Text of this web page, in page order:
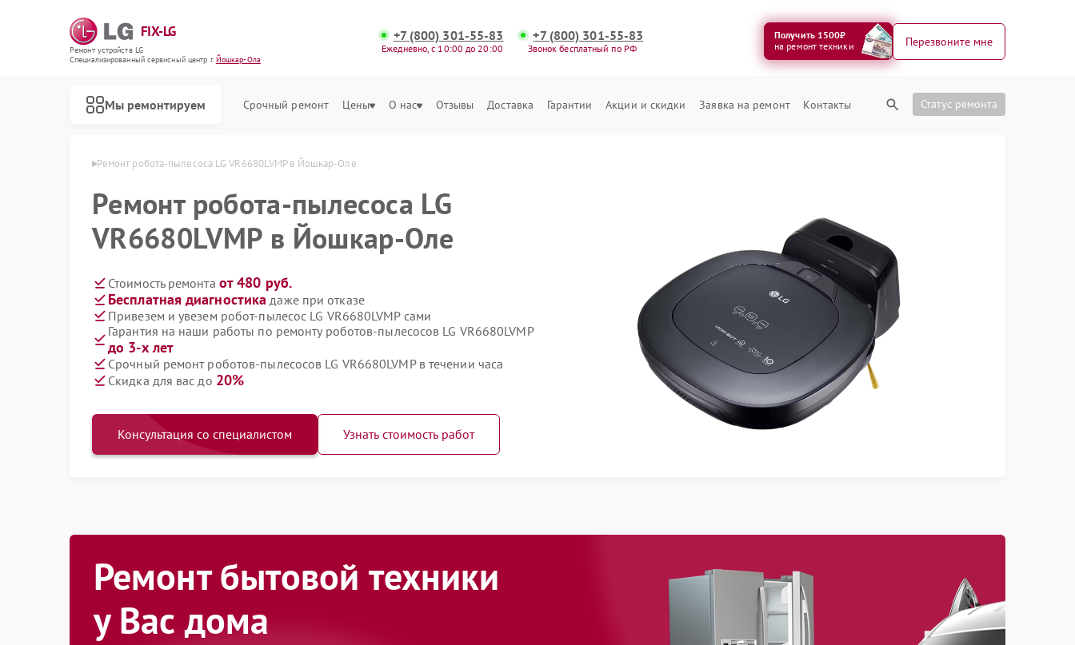
FIX-LG
Ремонт устройств LG
Специализированный cервисный центр г.Йошкар-Ола
+7 (800) 301-55-83
Ежедневно, с 10:00 до 20:00
+7 (800) 301-55-83
Звонок бесплатный по РФ
Получить 1500₽
на ремонт техники
Перезвоните мне
Мы ремонтируем Срочный ремонт Цены О нас Отзывы Доставка Гарантии Акции и скидки Заявка на ремонт Контакты Статус ремонта
Ремонт робота-пылесоса LG VR6680LVMP в Йошкар-Оле
Ремонт робота-пылесоса LG
VR6680LVMP в Йошкар-Оле
Стоимость ремонта от 480 руб.
Бесплатная диагностика даже при отказе
Привезем и увезем робот-пылесос LG VR6680LVMP сами
Гарантия на наши работы по ремонту роботов-пылесосов LG VR6680LVMP
до 3-х лет
Срочный ремонт роботов-пылесосов LG VR6680LVMP в течении часа
Скидка для вас до 20%
Консультация со специалистом Узнать стоимость работ
Ремонт бытовой техники
у Вас дома